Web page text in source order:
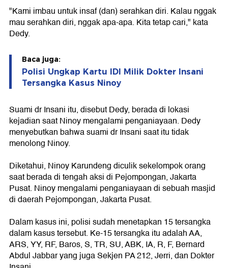
"Kami imbau untuk insaf (dan) serahkan diri. Kalau nggak
mau serahkan diri, nggak apa-apa. Kita tetap cari," kata
Dedy.
Baca juga:
Polisi Ungkap Kartu IDI Milik Dokter Insani
Tersangka Kasus Ninoy
Suami dr Insani itu, disebut Dedy, berada di lokasi
kejadian saat Ninoy mengalami penganiayaan. Dedy
menyebutkan bahwa suami dr Insani saat itu tidak
menolong Ninoy.
Diketahui, Ninoy Karundeng diculik sekelompok orang
saat berada di tengah aksi di Pejompongan, Jakarta
Pusat. Ninoy mengalami penganiayaan di sebuah masjid
di daerah Pejompongan, Jakarta Pusat.
Dalam kasus ini, polisi sudah menetapkan 15 tersangka
dalam kasus tersebut. Ke-15 tersangka itu adalah AA,
ARS, YY, RF, Baros, S, TR, SU, ABK, IA, R, F, Bernard
Abdul Jabbar yang juga Sekjen PA 212, Jerri, dan Dokter